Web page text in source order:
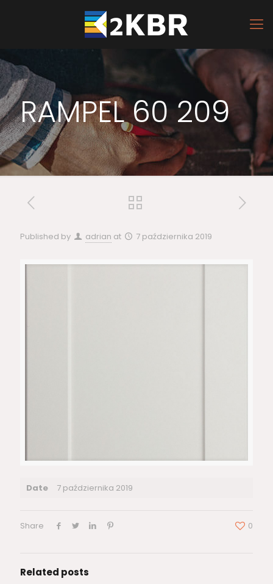
RAMPEL 60 209
Published by adrian at 7 października 2019
Date 7 października 2019
Share 0
Related posts